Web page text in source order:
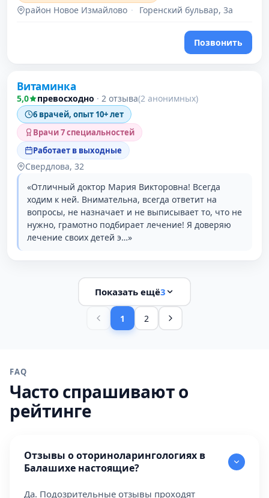
район Новое Измайлово · Горенский бульвар, 3а
Позвонить
Витаминка
5,0 превосходно · 2 отзыва(2 анонимных)
6 врачей, опыт 10+ лет
Врачи 7 специальностей
Работает в выходные
Свердлова, 32
«Отличный доктор Мария Викторовна! Всегда
ходим к ней. Внимательна, всегда ответит на
вопросы, не назначает и не выписывает то, что не
нужно, грамотно подбирает лечение! Я доверяю
лечение своих детей э…»
Показать ещё3
1 2
FAQ
Часто спрашивают о
рейтинге
Отзывы о оториноларингологиях в
Балашихе настоящие?
Да. Подозрительные отзывы проходят